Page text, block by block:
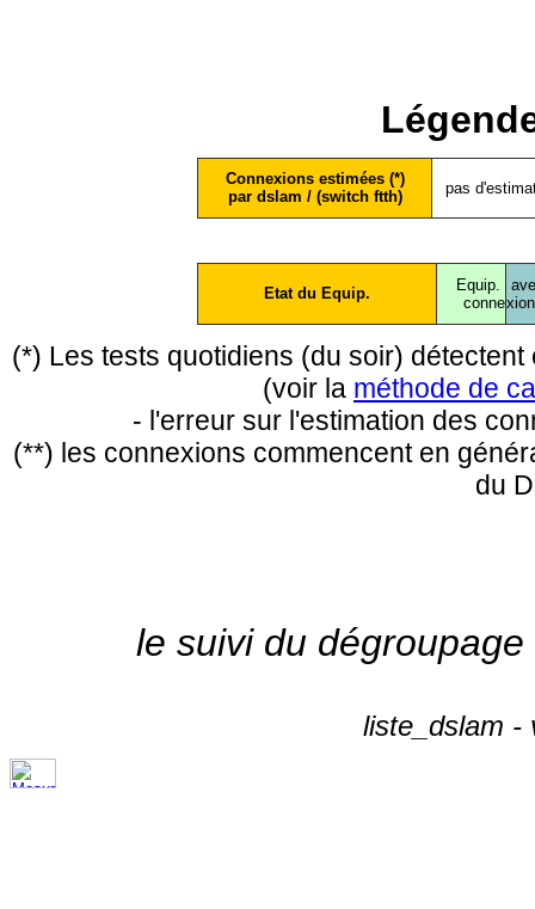
Connexions estimées (*)
par dslam / (switch ftth)
pas
Etat du Equip.
Equip.
conne
(*) Les tests quotidiens (du soir)
(voir la méthode de
- l'erreur sur l'estimation des
(**) les connexions commencent en
du
le suivi du
liste_dslam -